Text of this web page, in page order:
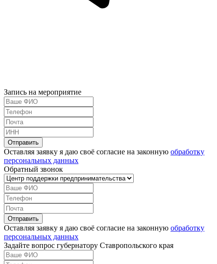
Запись на мероприятие
Оставляя заявку я даю своё согласие на законную обработку
персональных данных
Обратный звонок
Оставляя заявку я даю своё согласие на законную обработку
персональных данных
Задайте вопрос губернатору Ставропольского края